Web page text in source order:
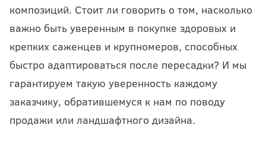
композиций. Стоит ли говорить о том, насколько
важно быть уверенным в покупке здоровых и
крепких саженцев и крупномеров, способных
быстро адаптироваться после пересадки? И мы
гарантируем такую уверенность каждому
заказчику, обратившемуся к нам по поводу
продажи или ландшафтного дизайна.